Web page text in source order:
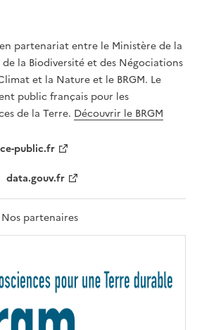
T
É
,
É
G
A
L
F
A
T
R
T
É
partenariat entre le Ministère de la
la Biodiversité et des Négociations
et la Nature et le BRGM. Le
public français pour les
de la Terre. Découvrir le BRGM
public.fr
data.gouv.fr
Nos partenaires